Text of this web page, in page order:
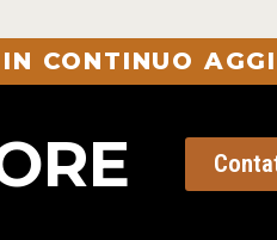
CONTINUO